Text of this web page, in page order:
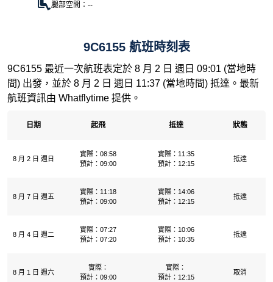
腿部空間：--
9C6155 航班時刻表
9C6155 最近一次航班表定於 8 月 2 日 週日 09:01 (當地時
間) 出發，並於 8 月 2 日 週日 11:37 (當地時間) 抵達。最新
航班資訊由 Whatflytime 提供。
日期 起飛 抵達 狀態
8 月 2 日 週日
實際：08:58
預計：09:00
實際：11:35
預計：12:15
抵達
8 月 7 日 週五
實際：11:18
預計：09:00
實際：14:06
預計：12:15
抵達
8 月 4 日 週二
實際：07:27
預計：07:20
實際：10:06
預計：10:35
抵達
8 月 1 日 週六
實際：
預計：09:00
實際：
預計：12:15
取消